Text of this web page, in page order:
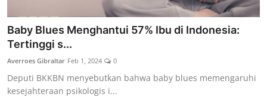
Baby Blues Menghantui 57% Ibu di Indonesia:
Tertinggi s...
Averroes Gibraltar Feb 1, 2024 0
Deputi BKKBN menyebutkan bahwa baby blues memengaruhi
kesejahteraan psikologis i...